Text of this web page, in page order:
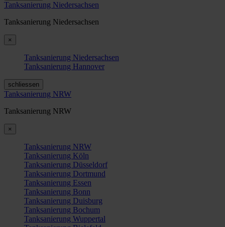
Tanksanierung Niedersachsen
Tanksanierung Niedersachsen
×
Tanksanierung Niedersachsen
Tanksanierung Hannover
schliessen
Tanksanierung NRW
Tanksanierung NRW
×
Tanksanierung NRW
Tanksanierung Köln
Tanksanierung Düsseldorf
Tanksanierung Dortmund
Tanksanierung Essen
Tanksanierung Bonn
Tanksanierung Duisburg
Tanksanierung Bochum
Tanksanierung Wuppertal